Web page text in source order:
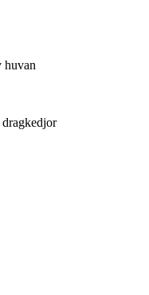
huvan